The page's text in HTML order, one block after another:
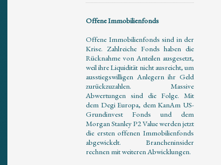
Offene Immobilienfonds
Offene Immobilienfonds sind in der
Krise. Zahlreiche Fonds haben die
Rücknahme von Anteilen ausgesetzt,
weil ihre Liquidität nicht ausreicht, um
ausstiegswilligen Anlegern ihr Geld
zurückzuzahlen. Massive
Abwertungen sind die Folge. Mit
dem Degi Europa, dem KanAm US-
Grundinvest Fonds und dem
Morgan Stanley P2 Value werden jetzt
die ersten offenen Immobilienfonds
abgewickelt. Brancheninsider
rechnen mit weiteren Abwicklungen.